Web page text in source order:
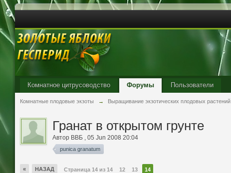
Комнатное цитрусоводство Форумы Пользователи
Комнатные плодовые экзоты → Выращивание экзотических плодовых растений
Гранат в открытом грунте
Автор ВВБ , 05 Jun 2008 20:04
punica granatum
« НАЗАД Страница 14 из 14 12 13 14